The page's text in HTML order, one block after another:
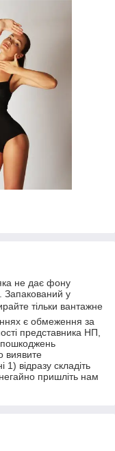
не дає фону
Запакований у
тільки вантажне
є обмеження за
представника НП,
пошкоджень
виявите
відразу складіть
пришліть нам